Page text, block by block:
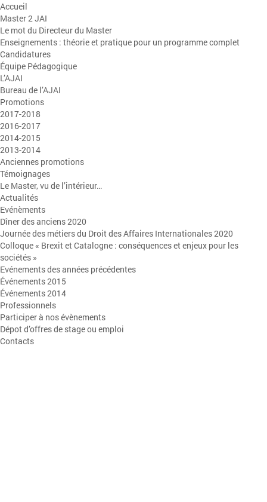
Accueil
Master 2 JAI
Le mot du Directeur du Master
Enseignements : théorie et pratique pour un programme complet
Candidatures
Équipe Pédagogique
L’AJAI
Bureau de l’AJAI
Promotions
2017-2018
2016-2017
2014-2015
2013-2014
Anciennes promotions
Témoignages
Le Master, vu de l’intérieur…
Actualités
Evénèments
Dîner des anciens 2020
Journée des métiers du Droit des Affaires Internationales 2020
Colloque « Brexit et Catalogne : conséquences et enjeux pour les
sociétés »
Evénements des années précédentes
Événements 2015
Événements 2014
Professionnels
Participer à nos évènements
Dépot d’offres de stage ou emploi
Contacts